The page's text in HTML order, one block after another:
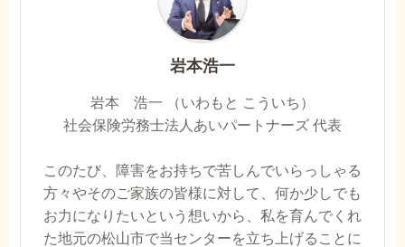
岩本浩一
岩本 浩一 （いわもと こういち）
社会保険労務士法人あいパートナーズ 代表
このたび、障害をお持ちで苦しんでいらっしゃる
方々やそのご家族の皆様に対して、何か少しでも
お力になりたいという想いから、私を育んでくれ
た地元の松山市で当センターを立ち上げることに